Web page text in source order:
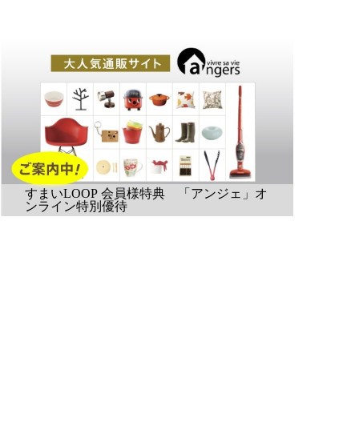
すまいLOOP 会員様特典 「アンジェ」オ
ンライン特別優待